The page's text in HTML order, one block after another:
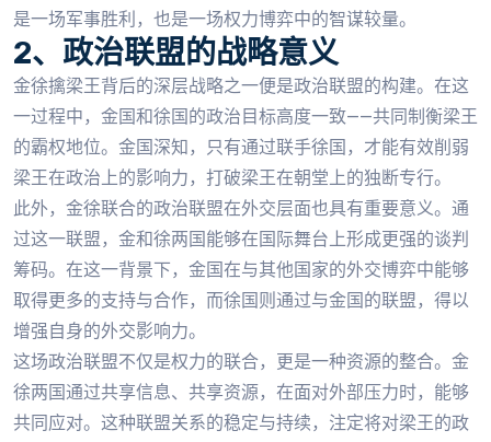
是一场军事胜利，也是一场权力博弈中的智谋较量。
2、政治联盟的战略意义
金徐擒梁王背后的深层战略之一便是政治联盟的构建。在这
一过程中，金国和徐国的政治目标高度一致——共同制衡梁王
的霸权地位。金国深知，只有通过联手徐国，才能有效削弱
梁王在政治上的影响力，打破梁王在朝堂上的独断专行。
此外，金徐联合的政治联盟在外交层面也具有重要意义。通
过这一联盟，金和徐两国能够在国际舞台上形成更强的谈判
筹码。在这一背景下，金国在与其他国家的外交博弈中能够
取得更多的支持与合作，而徐国则通过与金国的联盟，得以
增强自身的外交影响力。
这场政治联盟不仅是权力的联合，更是一种资源的整合。金
徐两国通过共享信息、共享资源，在面对外部压力时，能够
共同应对。这种联盟关系的稳定与持续，注定将对梁王的政